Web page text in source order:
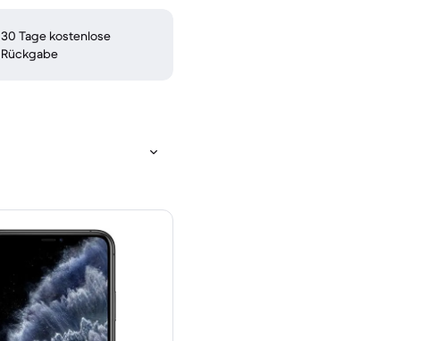
30 Tage kostenlose
Rückgabe